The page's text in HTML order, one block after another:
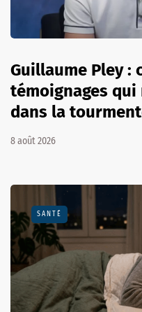
Guillaume Pley :
témoignages
dans la
8 août 2026
SANTÉ